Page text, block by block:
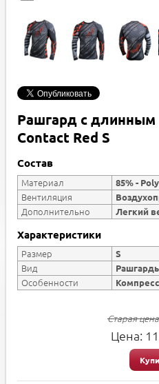
Рашгард с длинным
Contact Red S
Состав
Материал 85% -
Вентиляция
Дополнительно Легкий
Характеристики
Размер S
Вид
Особенности
Старая
Цена: